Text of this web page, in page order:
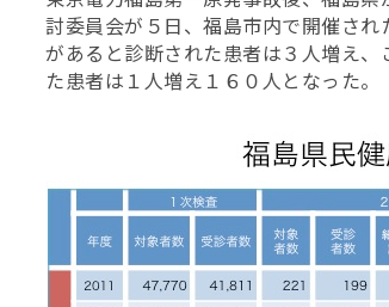
討委員会が５日、福島市内で開催さ
があると診断された患者は３人増え
た患者は１人増え１６０人となった。